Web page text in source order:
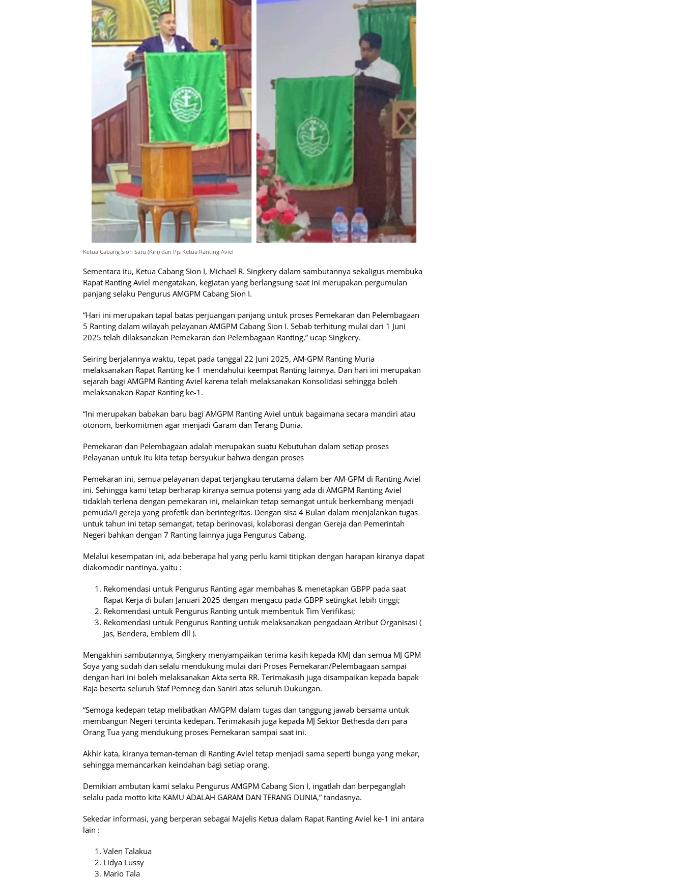
Ketua Cabang Sion Satu (Kiri) dan Pjs Ketua Ranting Aviel
Sementara itu, Ketua Cabang Sion I, Michael R. Singkery dalam sambutannya sekaligus membuka
Rapat Ranting Aviel mengatakan, kegiatan yang berlangsung saat ini merupakan pergumulan
panjang selaku Pengurus AMGPM Cabang Sion I.
“Hari ini merupakan tapal batas perjuangan panjang untuk proses Pemekaran dan Pelembagaan
5 Ranting dalam wilayah pelayanan AMGPM Cabang Sion I. Sebab terhitung mulai dari 1 Juni
2025 telah dilaksanakan Pemekaran dan Pelembagaan Ranting,” ucap Singkery.
Seiring berjalannya waktu, tepat pada tanggal 22 Juni 2025, AM-GPM Ranting Muria
melaksanakan Rapat Ranting ke-1 mendahului keempat Ranting lainnya. Dan hari ini merupakan
sejarah bagi AMGPM Ranting Aviel karena telah melaksanakan Konsolidasi sehingga boleh
melaksanakan Rapat Ranting ke-1.
“Ini merupakan babakan baru bagi AMGPM Ranting Aviel untuk bagaimana secara mandiri atau
otonom, berkomitmen agar menjadi Garam dan Terang Dunia.
Pemekaran dan Pelembagaan adalah merupakan suatu Kebutuhan dalam setiap proses
Pelayanan untuk itu kita tetap bersyukur bahwa dengan proses
Pemekaran ini, semua pelayanan dapat terjangkau terutama dalam ber AM-GPM di Ranting Aviel
ini. Sehingga kami tetap berharap kiranya semua potensi yang ada di AMGPM Ranting Aviel
tidaklah terlena dengan pemekaran ini, melainkan tetap semangat untuk berkembang menjadi
pemuda/I gereja yang profetik dan berintegritas. Dengan sisa 4 Bulan dalam menjalankan tugas
untuk tahun ini tetap semangat, tetap berinovasi, kolaborasi dengan Gereja dan Pemerintah
Negeri bahkan dengan 7 Ranting lainnya juga Pengurus Cabang.
Melalui kesempatan ini, ada beberapa hal yang perlu kami titipkan dengan harapan kiranya dapat
diakomodir nantinya, yaitu :
Rekomendasi untuk Pengurus Ranting agar membahas & menetapkan GBPP pada saat
Rapat Kerja di bulan Januari 2025 dengan mengacu pada GBPP setingkat lebih tinggi;
Rekomendasi untuk Pengurus Ranting untuk membentuk Tim Verifikasi;
Rekomendasi untuk Pengurus Ranting untuk melaksanakan pengadaan Atribut Organisasi (
Jas, Bendera, Emblem dll ).
Mengakhiri sambutannya, Singkery menyampaikan terima kasih kepada KMJ dan semua MJ GPM
Soya yang sudah dan selalu mendukung mulai dari Proses Pemekaran/Pelembagaan sampai
dengan hari ini boleh melaksanakan Akta serta RR. Terimakasih juga disampaikan kepada bapak
Raja beserta seluruh Staf Pemneg dan Saniri atas seluruh Dukungan.
“Semoga kedepan tetap melibatkan AMGPM dalam tugas dan tanggung jawab bersama untuk
membangun Negeri tercinta kedepan. Terimakasih juga kepada MJ Sektor Bethesda dan para
Orang Tua yang mendukung proses Pemekaran sampai saat ini.
Akhir kata, kiranya teman-teman di Ranting Aviel tetap menjadi sama seperti bunga yang mekar,
sehingga memancarkan keindahan bagi setiap orang.
Demikian ambutan kami selaku Pengurus AMGPM Cabang Sion I, ingatlah dan berpeganglah
selalu pada motto kita KAMU ADALAH GARAM DAN TERANG DUNIA,” tandasnya.
Sekedar informasi, yang berperan sebagai Majelis Ketua dalam Rapat Ranting Aviel ke-1 ini antara
lain :
Valen Talakua
Lidya Lussy
Mario Tala